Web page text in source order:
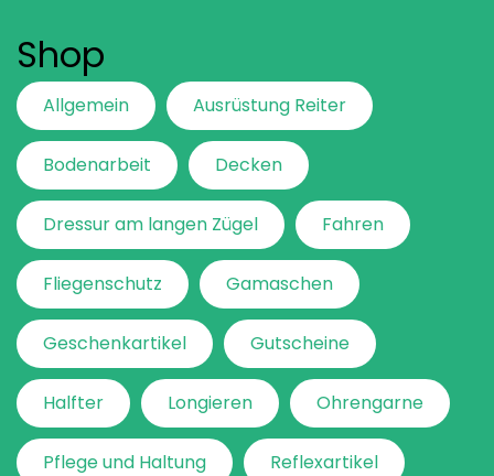
Shop
Allgemein Ausrüstung Reiter
Bodenarbeit Decken
Dressur am langen Zügel Fahren
Fliegenschutz Gamaschen
Geschenkartikel Gutscheine
Halfter Longieren Ohrengarne
Pflege und Haltung Reflexartikel